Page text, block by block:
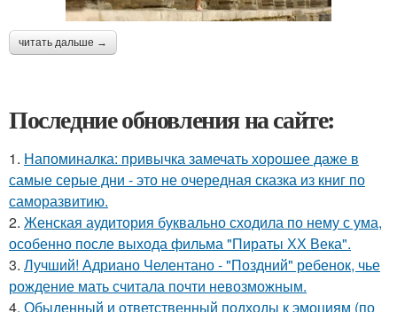
читать дальше →
Последние обновления на сайте:
1. Напоминалка: привычка замечать хорошее даже в
самые серые дни - это не очередная сказка из книг по
саморазвитию.
2. Женская аудитория буквально сходила по нему с ума,
особенно после выхода фильма "Пираты ХХ Века".
3. Лучший! Адриано Челентано - "Поздний" ребенок, чье
рождение мать считала почти невозможным.
4. Обыденный и ответственный подходы к эмоциям (по